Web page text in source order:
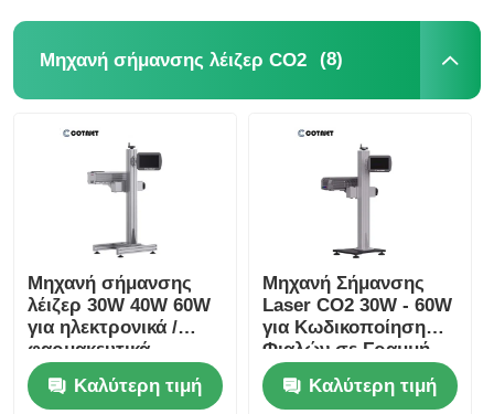
Μηχανή σήμανσης λέιζερ CO2 (8)
Μηχανή σήμανσης
λέιζερ 30W 40W 60W
για ηλεκτρονικά /
φαρμακευτικά
προϊόντα
Καλύτερη τιμή
Μηχανή Σήμανσης
Laser CO2 30W - 60W
για Κωδικοποίηση
Φιαλών σε Γραμμή
Παραγωγής
Καλύτερη τιμή